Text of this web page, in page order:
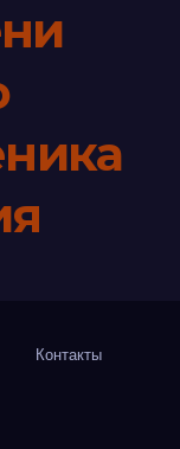
Контакты